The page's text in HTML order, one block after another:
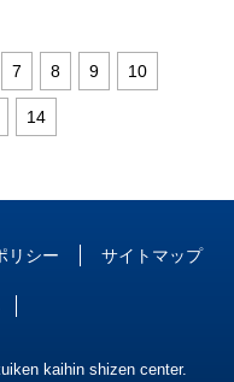
7 8 9 10
14
リシー サイトマップ
kaihin shizen center.